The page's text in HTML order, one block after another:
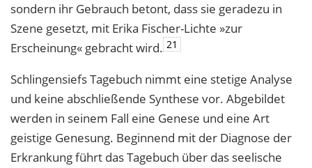
sondern ihr Gebrauch betont, dass sie geradezu in
Szene gesetzt, mit Erika Fischer-Lichte »zur
Erscheinung« gebracht wird. 21
Schlingensiefs Tagebuch nimmt eine stetige Analyse
und keine abschließende Synthese vor. Abgebildet
werden in seinem Fall eine Genese und eine Art
geistige Genesung. Beginnend mit der Diagnose der
Erkrankung führt das Tagebuch über das seelische